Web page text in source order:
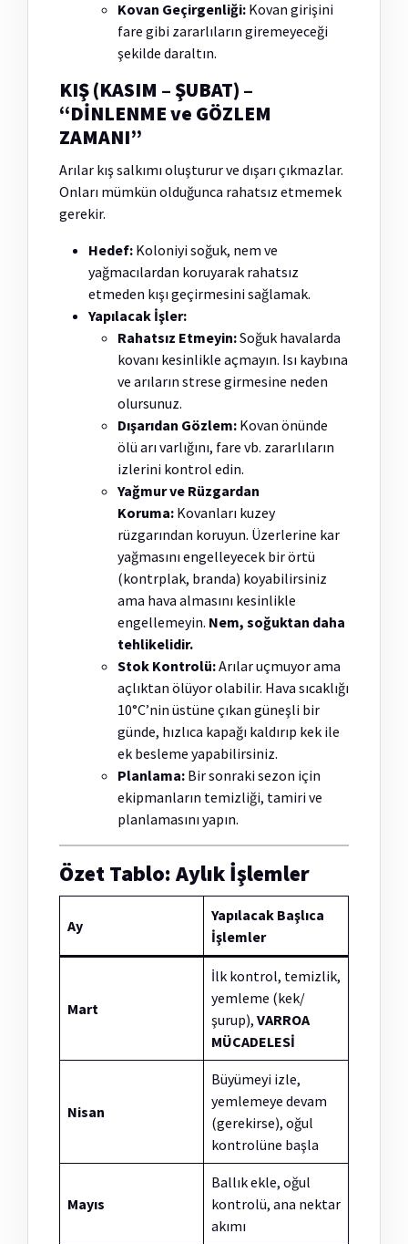
Kovan Geçirgenliği: Kovan girişini
fare gibi zararlıların giremeyeceği
şekilde daraltın.
KIŞ (KASIM – ŞUBAT) –
“DİNLENME ve GÖZLEM
ZAMANI”
Arılar kış salkımı oluşturur ve dışarı çıkmazlar.
Onları mümkün olduğunca rahatsız etmemek
gerekir.
Hedef: Koloniyi soğuk, nem ve
yağmacılardan koruyarak rahatsız
etmeden kışı geçirmesini sağlamak.
Yapılacak İşler:
Rahatsız Etmeyin:Soğuk havalarda
kovanı kesinlikle açmayın. Isı kaybına
ve arıların strese girmesine neden
olursunuz.
Dışarıdan Gözlem: Kovan önünde
ölü arı varlığını, fare vb. zararlıların
izlerini kontrol edin.
Yağmur ve Rüzgardan
Koruma: Kovanları kuzey
rüzgarından koruyun. Üzerlerine kar
yağmasını engelleyecek bir örtü
(kontrplak, branda) koyabilirsiniz
ama hava almasını kesinlikle
engellemeyin. Nem, soğuktan daha
tehlikelidir.
Stok Kontrolü:Arılar uçmuyor ama
açlıktan ölüyor olabilir. Hava sıcaklığı
10°C’nin üstüne çıkan güneşli bir
günde, hızlıca kapağı kaldırıp kek ile
ek besleme yapabilirsiniz.
Planlama: Bir sonraki sezon için
ekipmanların temizliği, tamiri ve
planlamasını yapın.
Özet Tablo: Aylık İşlemler
Ay
Yapılacak Başlıca
İşlemler
Mart
İlk kontrol, temizlik,
yemleme (kek/
şurup), VARROA
MÜCADELESİ
Nisan
Büyümeyi izle,
yemlemeye devam
(gerekirse), oğul
kontrolüne başla
Mayıs
Ballık ekle, oğul
kontrolü, ana nektar
akımı